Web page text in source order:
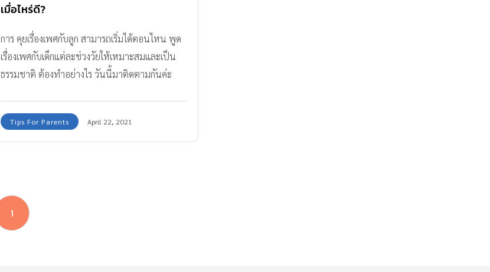
เมื่อไหร่ดี?
การ คุยเรื่องเพศกับลูก สามารถเริ่มได้ตอนไหน พูด
เรื่องเพศกับเด็กแต่ละช่วงวัยให้เหมาะสมและเป็น
ธรรมชาติ ต้องทำอย่างไร วันนี้มาติดตามกันค่ะ
Tips For Parents April 22, 2021
1